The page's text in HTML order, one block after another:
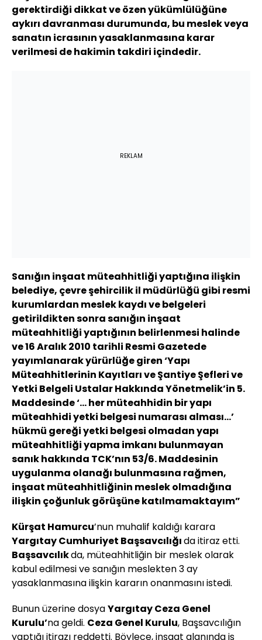
gerektirdiği dikkat ve özen yükümlülüğüne
aykırı davranması durumunda, bu meslek veya
sanatın icrasının yasaklanmasına karar
verilmesi de hakimin takdiri içindedir.
REKLAM
Sanığın inşaat müteahhitliği yaptığına ilişkin
belediye, çevre şehircilik il müdürlüğü gibi resmi
kurumlardan meslek kaydı ve belgeleri
getirildikten sonra sanığın inşaat
müteahhitliği yaptığının belirlenmesi halinde
ve 16 Aralık 2010 tarihli Resmi Gazetede
yayımlanarak yürürlüğe giren ‘Yapı
Müteahhitlerinin Kayıtları ve Şantiye Şefleri ve
Yetki Belgeli Ustalar Hakkında Yönetmelik’in 5.
Maddesinde ‘… her müteahhidin bir yapı
müteahhidi yetki belgesi numarası alması…’
hükmü gereği yetki belgesi olmadan yapı
müteahhitliği yapma imkanı bulunmayan
sanık hakkında TCK’nın 53/6. Maddesinin
uygulanma olanağı bulunmasına rağmen,
inşaat müteahhitliğinin meslek olmadığına
ilişkin çoğunluk görüşüne katılmamaktayım”
Kürşat Hamurcu’nun muhalif kaldığı karara
Yargıtay Cumhuriyet Başsavcılığıda itiraz etti.
Başsavcılıkda, müteahhitliğin bir meslek olarak
kabul edilmesi ve sanığın meslekten 3 ay
yasaklanmasına ilişkin kararın onanmasını istedi.
Bunun üzerine dosyaYargıtay Ceza Genel
Kurulu’na geldi. Ceza Genel Kurulu, Başsavcılığın
yaptığı itirazı reddetti. Böylece, inşaat alanında iş